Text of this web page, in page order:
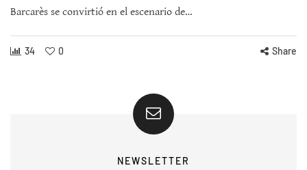
Barcarès se convirtió en el escenario de…
34 0 Share
NEWSLETTER